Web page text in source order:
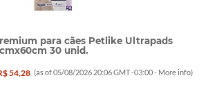
para cães Petlike Ultrapads
30 unid.
54,28 (as of 05/08/2026 20:06 GMT -03:00 - More info)